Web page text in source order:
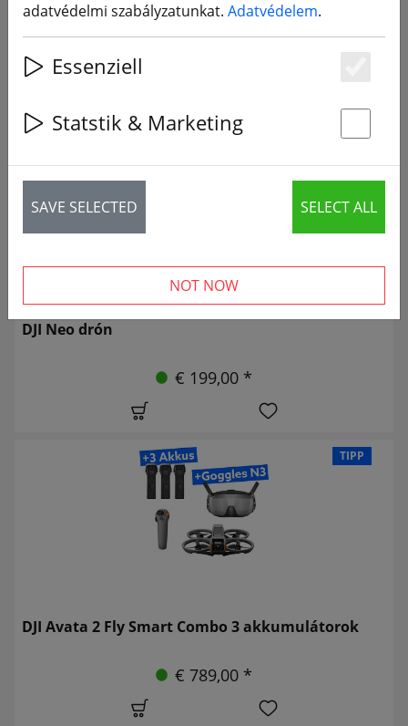
SHOW FILTERS
34 articles
DJI Neo drón
€ 199,00 *
TIPP
DJI Avata 2 Fly Smart Combo 3 akkumulátorok
€ 789,00 *
adatvédelmi szabályzatunkat. Adatvédelem.
Essenziell
Statstik & Marketing
SAVE SELECTED SELECT ALL
NOT NOW